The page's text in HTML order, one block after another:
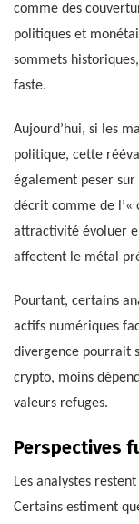
comme des
politiques et
sommets
faste.
Aujourd’hui, si les
politique, cette
également peser
décrit comme de
attractivité évoluer
affectent le métal
Pourtant, certains
actifs numériques
divergence pourrait
crypto, moins
valeurs refuges.
Perspectives
Les analystes
Certains estiment